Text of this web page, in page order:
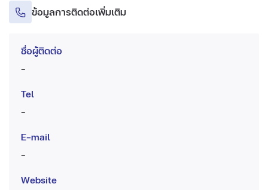
ข้อมูลการติดต่อเพิ่มเติม
ชื่อผู้ติดต่อ
-
Tel
-
E-mail
-
Website